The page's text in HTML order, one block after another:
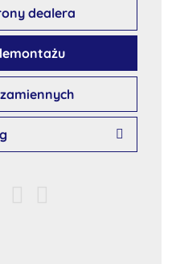
dealera